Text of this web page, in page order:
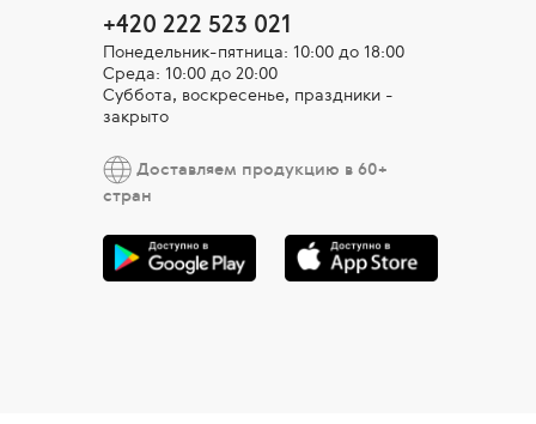
+420 222 523 021
Понедельник-пятница: 10:00 до 18:00
Среда: 10:00 до 20:00
Суббота, воскресенье, праздники -
закрыто
Доставляем продукцию в 60+
стран